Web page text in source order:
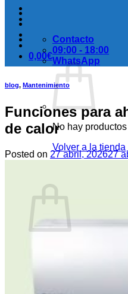
0,00€
No hay
Volver a la tienda
No hay productos en el
Contacto
09:00 - 18:00
WhatsApp
blog, Mantenimiento
Funciones para
de calor
Posted on 27 abril, 202627